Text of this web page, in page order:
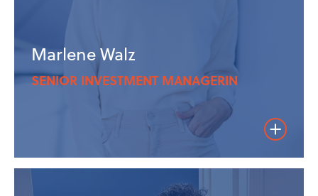
Marlene Walz
SENIOR INVESTMENT MANAGERIN